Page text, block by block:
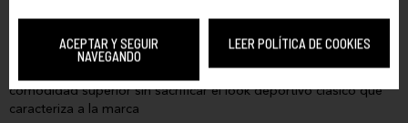
ACEPTAR Y SEGUIR
NAVEGANDO
LEER POLÍTICA DE COOKIES
Funcionalidad y estilo en cada movimiento
comodidad superior sin sacrificar el look deportivo clásico que
caracteriza a la marca